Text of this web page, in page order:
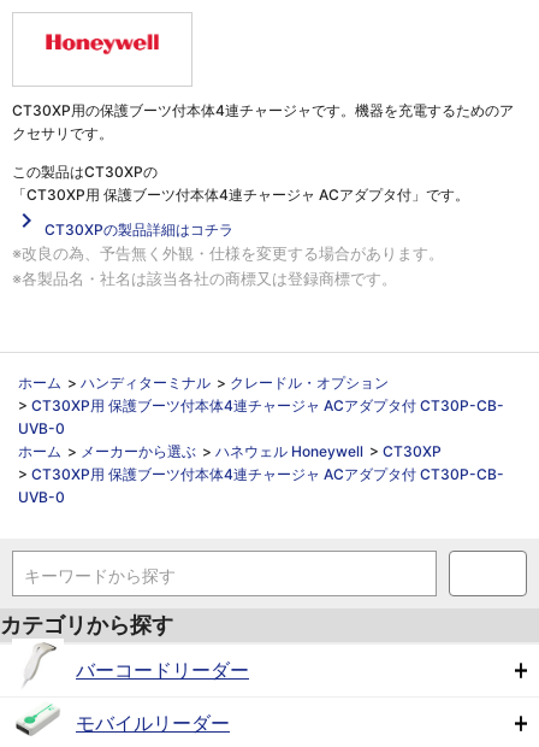
CT30XP用の保護ブーツ付本体4連チャージャです。機器を充電するためのア
クセサリです。
この製品はCT30XPの
「CT30XP用 保護ブーツ付本体4連チャージャ ACアダプタ付」 です。
navigate_next
CT30XPの製品詳細はコチラ
※改良の為、予告無く外観・仕様を変更する場合があります。
※各製品名・社名は該当各社の商標又は登録商標です。
ホーム > ハンディターミナル > クレードル・オプション
> CT30XP用 保護ブーツ付本体4連チャージャ ACアダプタ付 CT30P-CB-
UVB-0
ホーム > メーカーから選ぶ > ハネウェル Honeywell > CT30XP
> CT30XP用 保護ブーツ付本体4連チャージャ ACアダプタ付 CT30P-CB-
UVB-0
キーワードから探す
カテゴリから探す
バーコードリーダー
モバイルリーダー